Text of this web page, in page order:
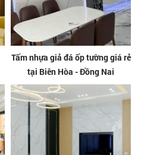
Tấm nhựa giả đá ốp tường giá rẻ
tại Biên Hòa - Đồng Nai